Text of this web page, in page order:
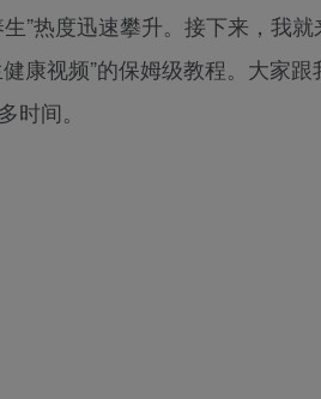
”热度迅速攀升。接下来，我
康视频”的保姆级教程。大家
时间。